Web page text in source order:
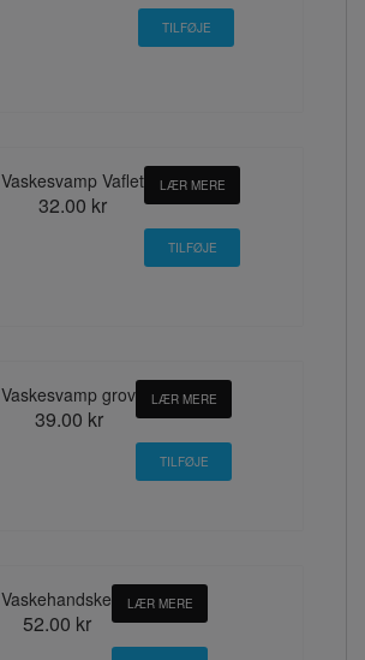
Vaskesvamp Vaflet
32.00 kr
LÆR MERE
Vaskesvamp grov
39.00 kr
LÆR MERE
Vaskehandske
52.00 kr
LÆR MERE